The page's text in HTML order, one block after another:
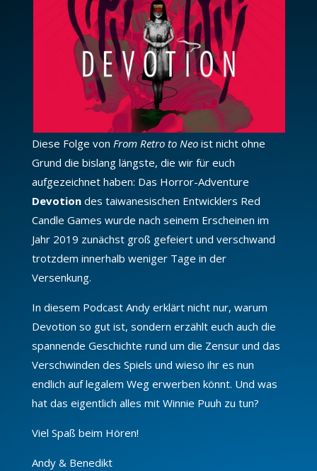
Diese Folge von From Retro to Neoist nicht ohne
Grund die bislang längste, die wir für euch
aufgezeichnet haben: Das Horror-Adventure
Devotiondes taiwanesischen Entwicklers Red
Candle Games wurde nach seinem Erscheinen im
Jahr 2019 zunächst groß gefeiert und verschwand
trotzdem innerhalb weniger Tage in der
Versenkung.
In diesem Podcast Andy erklärt nicht nur, warum
Devotion so gut ist, sondern erzählt euch auch die
spannende Geschichte rund um die Zensur und das
Verschwinden des Spiels und wieso ihr es nun
endlich auf legalem Weg erwerben könnt. Und was
hat das eigentlich alles mit Winnie Puuh zu tun?
Viel Spaß beim Hören!
Andy & Benedikt